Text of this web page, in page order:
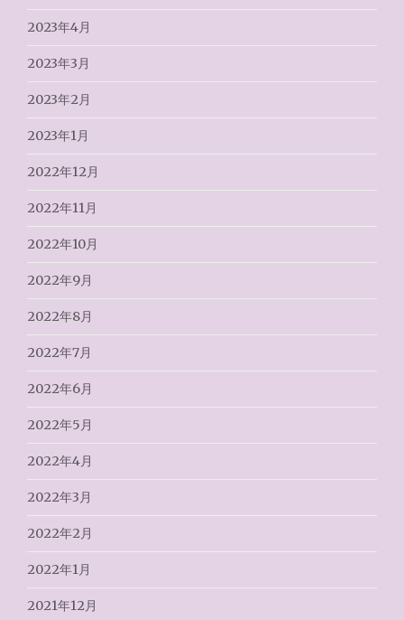
2023年4月
2023年3月
2023年2月
2023年1月
2022年12月
2022年11月
2022年10月
2022年9月
2022年8月
2022年7月
2022年6月
2022年5月
2022年4月
2022年3月
2022年2月
2022年1月
2021年12月